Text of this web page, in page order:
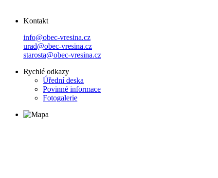
Kontakt
info@obec-vresina.cz
urad@obec-vresina.cz
starosta@obec-vresina.cz
Rychlé odkazy
Úřední deska
Povinné informace
Fotogalerie